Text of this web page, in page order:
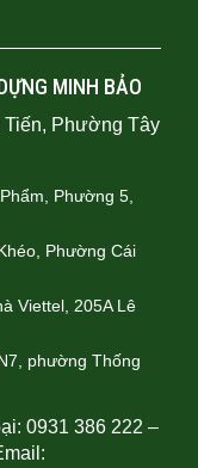
MINH BẢO
Phường Tây
Phường 5,
Phường Cái
Viettel, 205A Lê
phường Thống
0931 386 222 –